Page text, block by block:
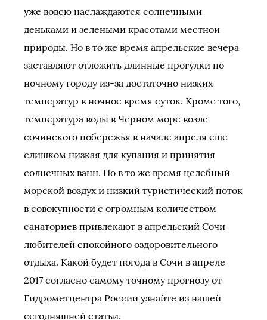
уже вовсю наслаждаются солнечными
деньками и зелеными красотами местной
природы. Но в то же время апрельские вечера
заставляют отложить длинные прогулки по
ночному городу из-за достаточно низких
температур в ночное время суток. Кроме того,
температура воды в Черном море возле
сочинского побережья в начале апреля еще
слишком низкая для купания и принятия
солнечных ванн. Но в то же время целебный
морской воздух и низкий туристический поток
в совокупности с огромным количеством
санаториев привлекают в апрельский Сочи
любителей спокойного оздоровительного
отдыха. Какой будет погода в Сочи в апреле
2017 согласно самому точному прогнозу от
Гидрометцентра России узнайте из нашей
сегодняшней статьи.